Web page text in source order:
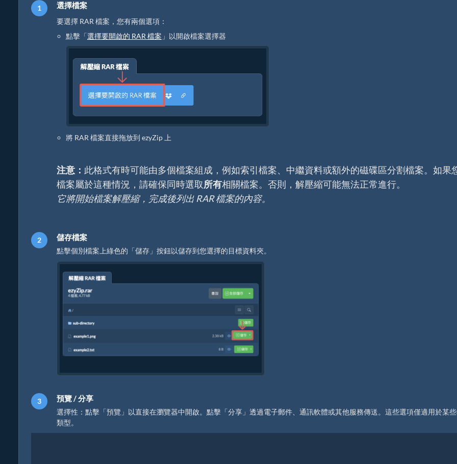
選擇檔案
要選擇 RAR 檔案，您有兩個選項：
點擊「選擇要開啟的 RAR 檔案 」以開啟檔案選擇器
將 RAR 檔案直接拖放到 ezyZip 上
注意： 此格式有時可能由多個檔案組成，例如索引檔案、中繼資料或額外的磁碟區分割檔案。如果
檔案屬於這種情況，請確保同時選取所有相關檔案。否則，解壓縮可能無法正常進行。
它將開始檔案解壓縮，完成後列出 RAR 檔案的內容。
儲存檔案
點擊個別檔案上綠色的「儲存」按鈕以儲存到您選擇的目標資料夾。
預覽 / 分享
選擇性：點擊「預覽」以直接在瀏覽器中開啟。點擊「分享」透過電子郵件、通訊軟體或其他服務傳送。這些選項僅適用於某
類型。